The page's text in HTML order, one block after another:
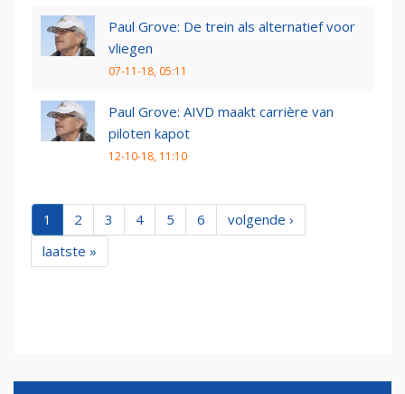
Paul Grove: De trein als alternatief voor
vliegen
07-11-18, 05:11
Paul Grove: AIVD maakt carrière van
piloten kapot
12-10-18, 11:10
1 2 3 4 5 6
volgende ›
laatste »